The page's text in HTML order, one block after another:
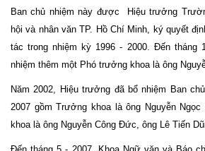
Ban chủ nhiệm này được Hiệu trưởng
hội và nhân văn TP. Hồ Chí Minh, ký quyết
tác trong nhiệm kỳ 1996 - 2000. Đến tháng
nhiệm thêm một Phó trưởng khoa là ông
Năm 2002, Hiệu trưởng đã bổ nhiệm Ban
2007 gồm Trưởng khoa là ông Nguyễn
khoa là ông Nguyễn Công Đức, ông Lê Tiến